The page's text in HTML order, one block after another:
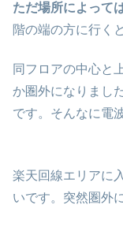
ただ場所によって
階の端の方に行く
同フロアの中心と
か圏外になりまし
です。そんなに電
楽天回線エリアに
いです。突然圏外